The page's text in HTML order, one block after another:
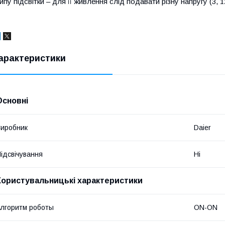
Daier
Ні
характеристики
роботы ON-ON